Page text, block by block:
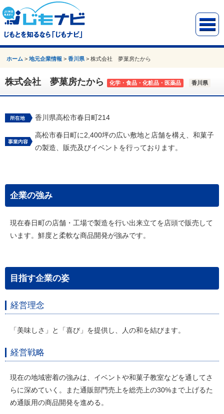
ホーム >地元企業情報 >香川県 >株式会社 夢菓房たから
株式会社 夢菓房たから 化学・食品・化粧品・医薬品 香川県
香川県高松市春日町214
高松市春日町に2,400坪の広い敷地と店舗を構え、和菓子
の製造、販売及びイベントを行っております。
企業の強み
現在春日町の店舗・工場で製造を行い出来立てを店頭で販売して
います。鮮度と柔軟な商品開発が強みです。
目指す企業の姿
経営理念
「美味しさ」と「喜び」を提供し、人の和を結びます。
経営戦略
現在の地域密着の強みは、イベントや和菓子教室などを通してさ
らに深めていく。また通販部門売上を総売上の30%まで上げるた
め通販用の商品開発を進める。